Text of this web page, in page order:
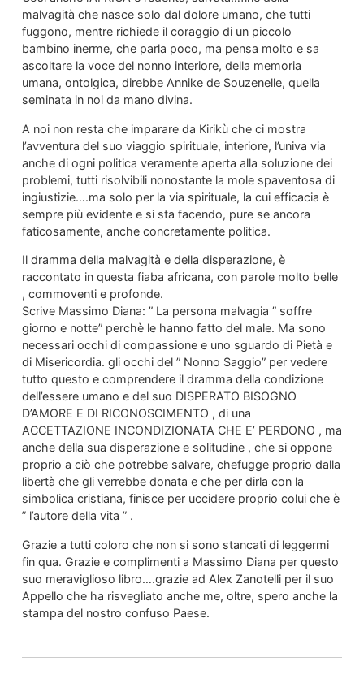
malvagità che nasce solo dal dolore umano, che tutti
fuggono, mentre richiede il coraggio di un piccolo
bambino inerme, che parla poco, ma pensa molto e sa
ascoltare la voce del nonno interiore, della memoria
umana, ontolgica, direbbe Annike de Souzenelle, quella
seminata in noi da mano divina.
A noi non resta che imparare da Kirikù che ci mostra
l’avventura del suo viaggio spirituale, interiore, l’univa via
anche di ogni politica veramente aperta alla soluzione dei
problemi, tutti risolvibili nonostante la mole spaventosa di
ingiustizie….ma solo per la via spirituale, la cui efficacia è
sempre più evidente e si sta facendo, pure se ancora
faticosamente, anche concretamente politica.
Il dramma della malvagità e della disperazione, è
raccontato in questa fiaba africana, con parole molto belle
, commoventi e profonde.
Scrive Massimo Diana: ” La persona malvagia ” soffre
giorno e notte” perchè le hanno fatto del male. Ma sono
necessari occhi di compassione e uno sguardo di Pietà e
di Misericordia. gli occhi del ” Nonno Saggio” per vedere
tutto questo e comprendere il dramma della condizione
dell’essere umano e del suo DISPERATO BISOGNO
D’AMORE E DI RICONOSCIMENTO , di una
ACCETTAZIONE INCONDIZIONATA CHE E’ PERDONO , ma
anche della sua disperazione e solitudine , che si oppone
proprio a ciò che potrebbe salvare, chefugge proprio dalla
libertà che gli verrebbe donata e che per dirla con la
simbolica cristiana, finisce per uccidere proprio colui che è
” l’autore della vita ” .
Grazie a tutti coloro che non si sono stancati di leggermi
fin qua. Grazie e complimenti a Massimo Diana per questo
suo meraviglioso libro….grazie ad Alex Zanotelli per il suo
Appello che ha risvegliato anche me, oltre, spero anche la
stampa del nostro confuso Paese.